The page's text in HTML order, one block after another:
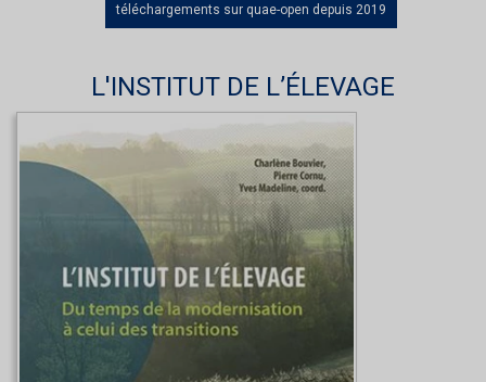
téléchargements sur quae-open depuis 2019
L'INSTITUT DE L’ÉLEVAGE